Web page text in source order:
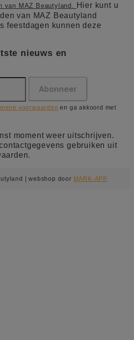
van MAZ Beautyland.
Hier kunt u
van MAZ Beautyland
feestdagen kunnen deze
nieuws en
voorwaarden en ga akkoord met
moment weer uitschrijven.
gebruiken uit
| webshop door MARK-APP